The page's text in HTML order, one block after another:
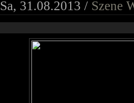
Sa, 31.08.2013 / Szene